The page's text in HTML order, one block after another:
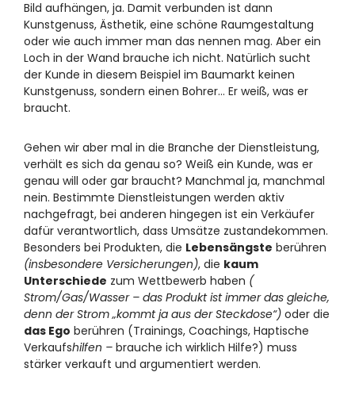
Bild aufhängen, ja. Damit verbunden ist dann
Kunstgenuss, Ästhetik, eine schöne Raumgestaltung
oder wie auch immer man das nennen mag. Aber ein
Loch in der Wand brauche ich nicht. Natürlich sucht
der Kunde in diesem Beispiel im Baumarkt keinen
Kunstgenuss, sondern einen Bohrer… Er weiß, was er
braucht.
Gehen wir aber mal in die Branche der Dienstleistung,
verhält es sich da genau so? Weiß ein Kunde, was er
genau will oder gar braucht? Manchmal ja, manchmal
nein. Bestimmte Dienstleistungen werden aktiv
nachgefragt, bei anderen hingegen ist ein Verkäufer
dafür verantwortlich, dass Umsätze zustandekommen.
Besonders bei Produkten, die Lebensängste berühren
(insbesondere Versicherungen), die kaum
Unterschiede zum Wettbewerb haben (
Strom/Gas/Wasser – das Produkt ist immer das gleiche,
denn der Strom „kommt ja aus der Steckdose“) oder die
das Ego berühren (Trainings, Coachings, Haptische
Verkaufshilfen – brauche ich wirklich Hilfe?) muss
stärker verkauft und argumentiert werden.